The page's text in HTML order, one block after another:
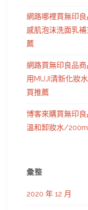
網路哪裡買無印
感肌泡沫洗面乳
薦
網路買無印良品
用MUJI清新化妝
買推薦
博客來購買無印
溫和卸妝水/
彙整
2020 年 12 月